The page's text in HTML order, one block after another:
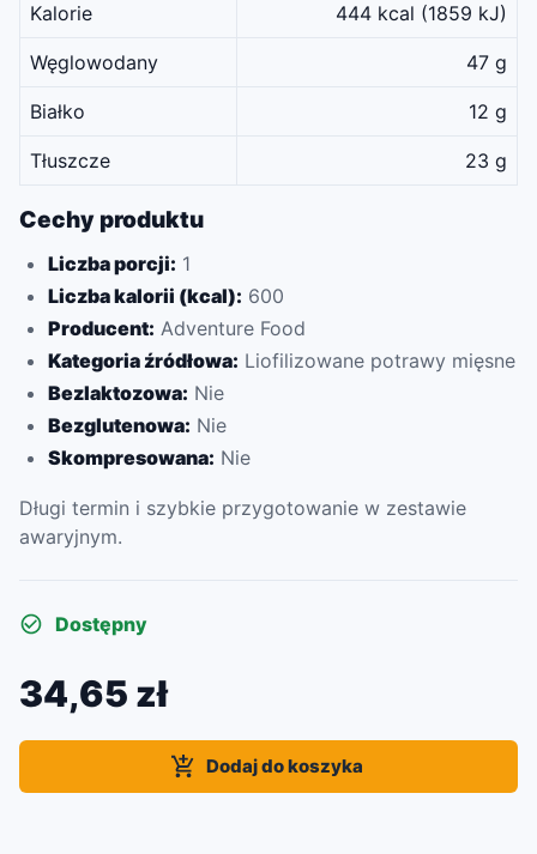
Kalorie 444 kcal (1859 kJ)
Węglowodany 47 g
Białko 12 g
Tłuszcze 23 g
Cechy produktu
Liczba porcji: 1
Liczba kalorii (kcal): 600
Producent: Adventure Food
Kategoria źródłowa: Liofilizowane potrawy mięsne
Bezlaktozowa: Nie
Bezglutenowa: Nie
Skompresowana: Nie
Długi termin i szybkie przygotowanie w zestawie
awaryjnym.
Dostępny
34,65 zł
Dodaj do koszyka